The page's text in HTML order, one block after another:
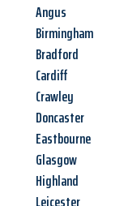
Angus
Birmingham
Bradford
Cardiff
Crawley
Doncaster
Eastbourne
Glasgow
Highland